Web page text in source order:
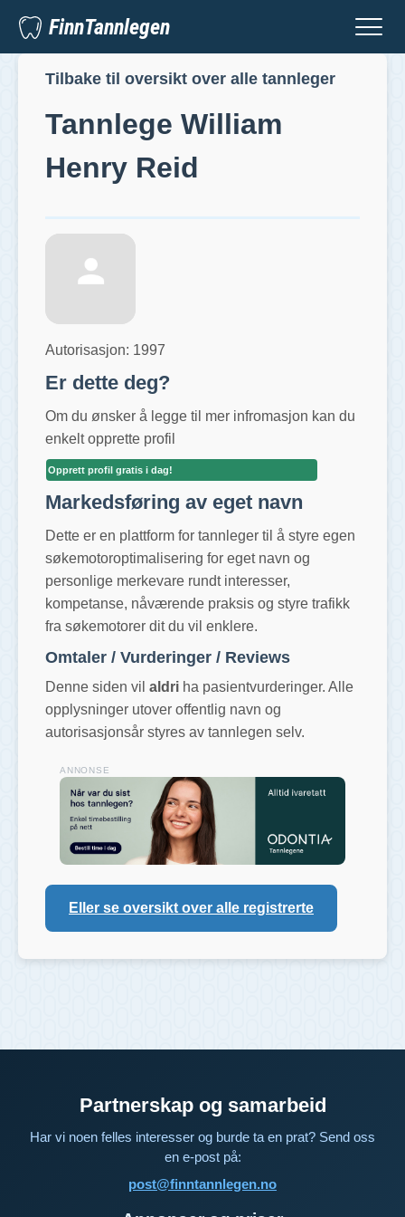
FinnTannlegen
Tilbake til oversikt over alle tannleger
Tannlege William
Henry Reid
Autorisasjon: 1997
Er dette deg?
Om du ønsker å legge til mer infromasjon kan du
enkelt opprette profil
Opprett profil gratis i dag!
Markedsføring av eget navn
Dette er en plattform for tannleger til å styre egen
søkemotoroptimalisering for eget navn og
personlige merkevare rundt interesser,
kompetanse, nåværende praksis og styre trafikk
fra søkemotorer dit du vil enklere.
Omtaler / Vurderinger / Reviews
Denne siden vil aldri ha pasientvurderinger. Alle
opplysninger utover offentlig navn og
autorisasjonsår styres av tannlegen selv.
ANNONSE
Eller se oversikt over alle registrerte
Partnerskap og samarbeid
Har vi noen felles interesser og burde ta en prat? Send oss
en e-post på:
post@finntannlegen.no